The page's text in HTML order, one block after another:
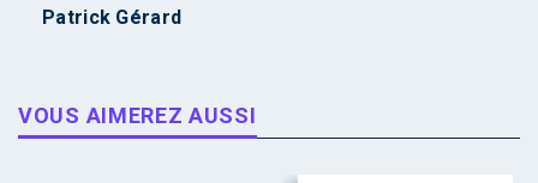
Patrick Gérard
VOUS AIMEREZ AUSSI